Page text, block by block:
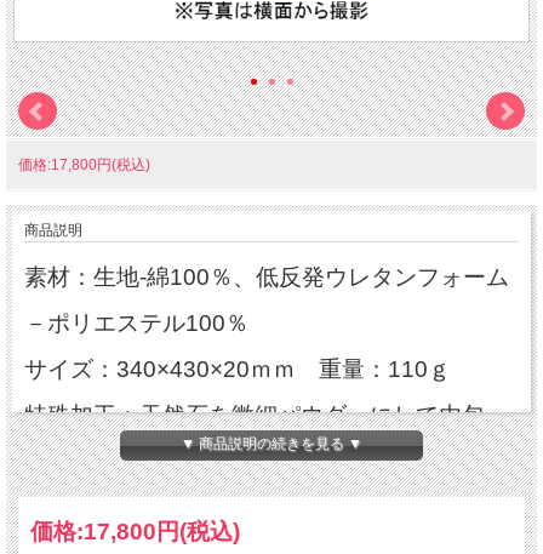
価格:17,800円(税込)
商品説明
素材：生地-綿100％、低反発ウレタンフォーム
－ポリエステル100％
サイズ：340×430×20ｍｍ 重量：110ｇ
特殊加工：天然石を微細パウダーにして内包
▼ 商品説明の続きを見る ▼
価格:17,800円(税込)